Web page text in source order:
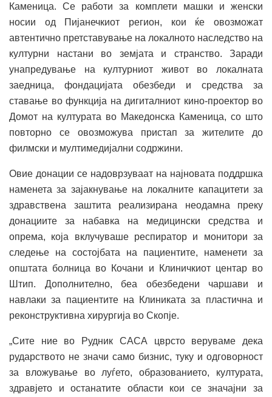
Каменица. Се работи за комплети машки и женски
носии од Пијанечкиот регион, кои ќе овозможат
автентично претставување на локалното наследство на
културни настани во земјата и странство. Заради
унапредување на културниот живот во локалната
заедница, фондацијата обезбеди и средства за
ставање во функција на дигиталниот кино-проектор во
Домот на културата во Македонска Каменица, со што
повторно се овозможува пристап за жителите до
филмски и мултимедијални содржини.
Овие донации се надоврзуваат на најновата поддршка
наменета за зајакнување на локалните капацитети за
здравствена заштита реализирана неодамна преку
донациите за набавка на медицински средства и
опрема, која вклучуваше респиратор и монитори за
следење на состојбата на пациентите, наменети за
општата болница во Кочани и Клиничкиот центар во
Штип. Дополнително, беа обезбедени чаршави и
навлаки за пациентите на Клиниката за пластична и
реконструктивна хирургија во Скопје.
„Сите ние во Рудник САСА цврсто веруваме дека
рударството не значи само бизнис, туку и одговорност
за вложување во луѓето, образованието, културата,
здравјето и останатите области кои се значајни за